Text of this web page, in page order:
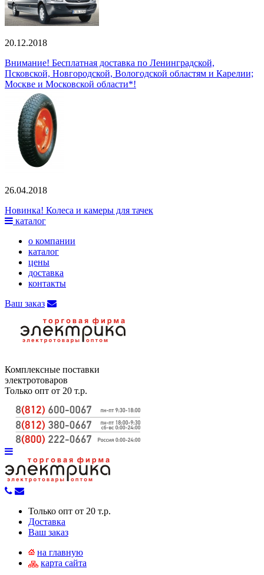
20.12.2018
Внимание! Бесплатная доставка по Ленинградской,
Псковской, Новгородской, Вологодской областям и Карелии;
Москве и Московской области*!
26.04.2018
Новинка! Колеса и камеры для тачек
каталог
о компании
каталог
цены
доставка
контакты
Ваш заказ
Комплексные поставки
электротоваров
Только опт от 20 т.р.
Только опт от 20 т.р.
Доставка
Ваш заказ
на главную
карта сайта